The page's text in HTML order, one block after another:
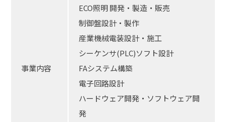
事業内容
ECO照明 開発・製造・販売
制御盤設計・製作
産業機械電装設計・施工
シーケンサ(PLC)ソフト設計
FAシステム構築
電子回路設計
ハードウェア開発・ソフトウェア開
発